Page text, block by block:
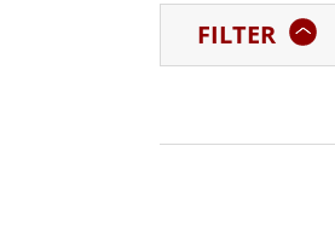
投射電容機架式安
們配備了防眩光處
我們的國防等級顯
FILTER